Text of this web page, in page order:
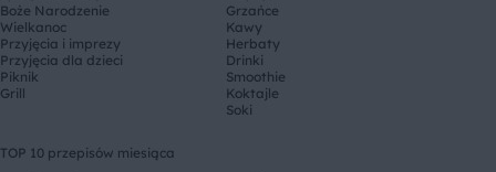
Boże Narodzenie
Wielkanoc
Przyjęcia i imprezy
Przyjęcia dla dzieci
Piknik
Grill
Grzańce
Kawy
Herbaty
Drinki
Smoothie
Koktajle
Soki
TOP 10 przepisów miesiąca